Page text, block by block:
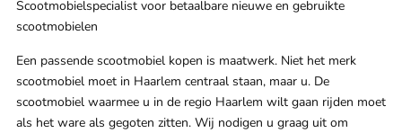
Scootmobielspecialist voor betaalbare nieuwe en gebruikte
scootmobielen
Een passende scootmobiel kopen is maatwerk. Niet het merk
scootmobiel moet in Haarlem centraal staan, maar u. De
scootmobiel waarmee u in de regio Haarlem wilt gaan rijden moet
als het ware als gegoten zitten. Wij nodigen u graag uit om